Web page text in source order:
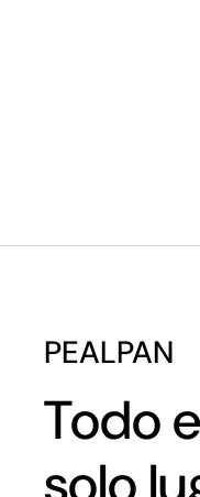
PEALPAN
Todo